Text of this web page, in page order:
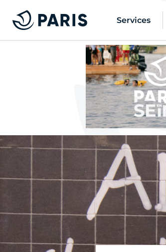
Services